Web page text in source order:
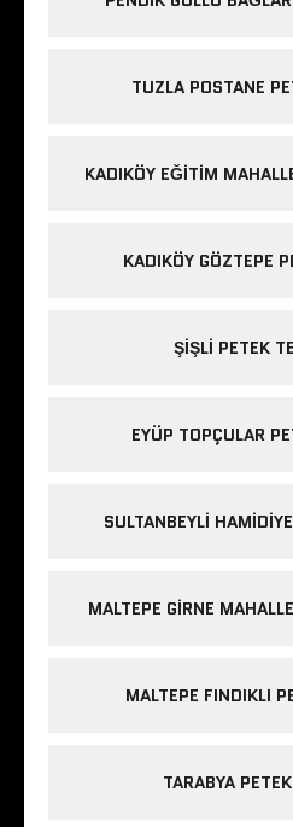
TUZLA POSTANE
KADIKÖY EĞITIM
KADIKÖY GÖZTEPE
ŞIŞLI PETEK
EYÜP TOPÇULAR
SULTANBEYLI
MALTEPE GIRNE
MALTEPE FINDIKLI
TARABYA